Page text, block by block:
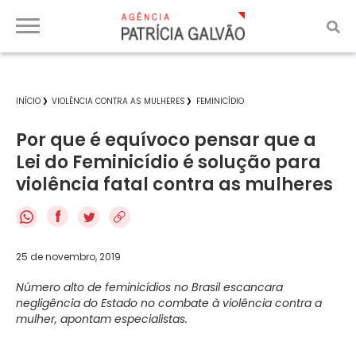
INÍCIO VIOLÊNCIA CONTRA AS MULHERES FEMINICÍDIO
Por que é equívoco pensar que a
Lei do Feminicídio é solução para
violência fatal contra as mulheres
f
25 de novembro, 2019
Número alto de feminicídios no Brasil escancara
negligência do Estado no combate à violência contra a
mulher, apontam especialistas.